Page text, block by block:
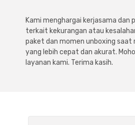
Kami menghargai kerjasama
terkait kekurangan atau
paket dan momen unboxing saat
yang lebih cepat dan akurat.
layanan kami. Terima kasih.